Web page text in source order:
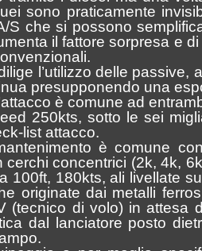
sono praticamente
S che si possono
il fattore sorpresa e
l’utilizzo delle passive,
presupponendo una
è comune ad
250kts, sotto le sei
list attacco.
è comune
cerchi concentrici (2k, 4k,
100ft, 180kts, ali livellate
originate dai metalli
(tecnico di volo) in attesa
dal lanciatore posto